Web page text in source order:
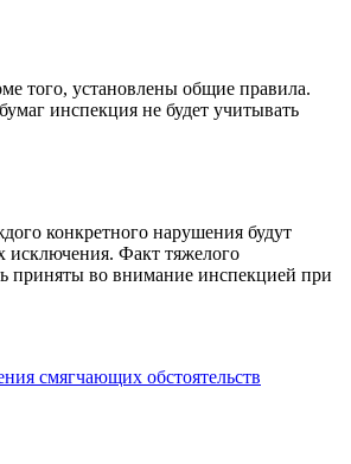
того, установлены общие правила.
инспекция не будет учитывать
конкретного нарушения будут
исключения. Факт тяжелого
приняты во внимание инспекцией при
смягчающих обстоятельств